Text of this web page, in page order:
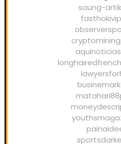
saung-